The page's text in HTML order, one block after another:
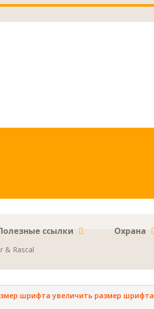
ссылки Охрана
& Rascal
шрифта увеличить размер шрифта